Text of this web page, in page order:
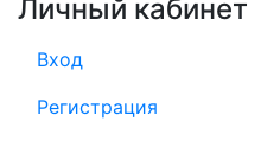
Личный кабинет
Вход
Регистрация